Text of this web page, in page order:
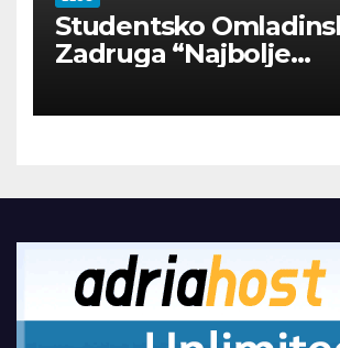
Studentsko
Zadruga “Najbolje